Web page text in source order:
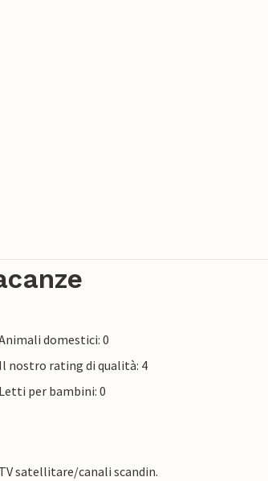
domestici: 0
Il nostro rating di qualità: 4
Letti per bambini: 0
TV satellitare/canali scandin.